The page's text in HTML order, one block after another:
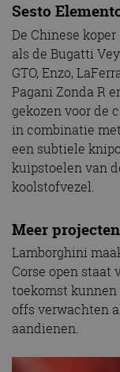
Sesto
De Chinese
als de Bugatti
GTO, Enzo,
Pagani Zonda R
gekozen voor de
in combinatie
een subtiele
kuipstoelen van
koolstofvezel.
Meer
Lamborghini
Corse open staat
toekomst kunnen
offs verwachten
aandienen.